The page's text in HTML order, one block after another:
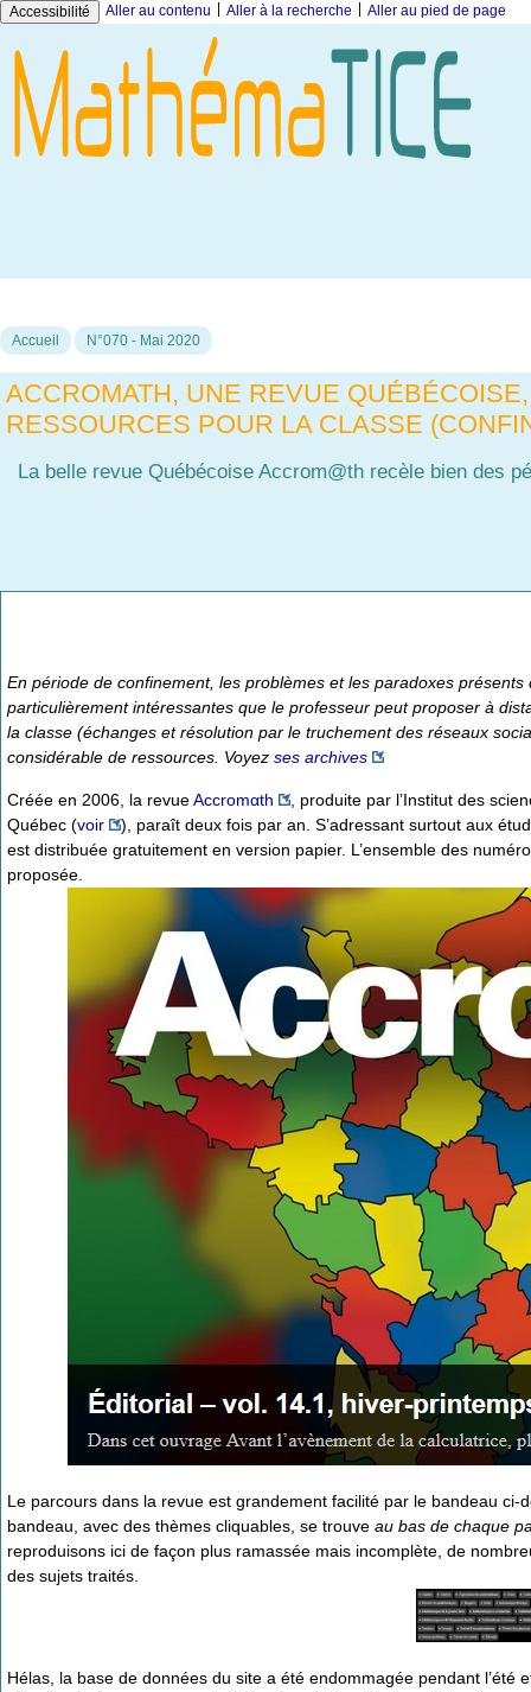
Accessibilité Aller au contenu Aller à la recherche Aller au pied de page
Accueil N°070 - Mai 2020
ACCROMATH, UNE REVUE
RESSOURCES POUR LA CLASSE
La belle revue Québécoise Accrom@th recèle bien des
En période de confinement, les problèmes et les paradoxes
particulièrement intéressantes que le professeur peut proposer à
la classe (échanges et résolution par le truchement des réseaux
considérable de ressources. Voyez ses archives
Créée en 2006, la revueAccromαth
, produite par l’Institut des
Québec (voir
), paraît deux fois par an. S’adressant surtout aux
est distribuée gratuitement en version papier. L’ensemble des
proposée.
Le parcours dans la revue est grandement facilité par le bandeau
bandeau, avec des thèmes cliquables, se trouve au bas de chaque
reproduisons ici de façon plus ramassée mais incomplète, de
des sujets traités.
Hélas, la base de données du site a été endommagée pendant